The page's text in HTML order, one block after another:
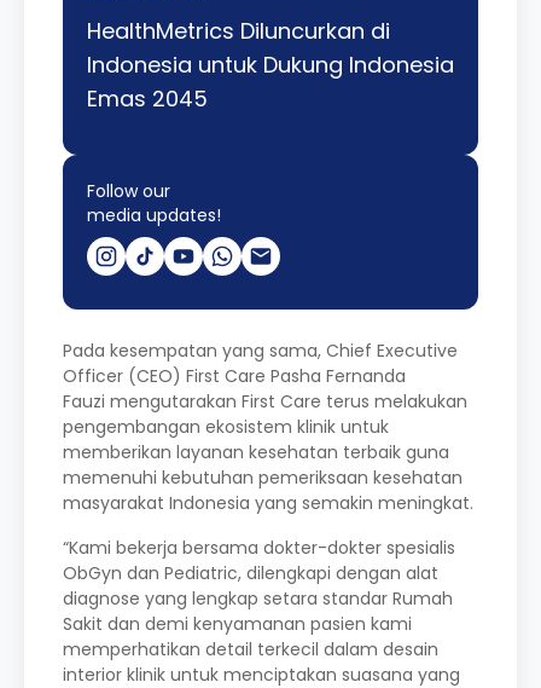
HealthMetrics Diluncurkan di
Indonesia untuk Dukung Indonesia
Emas 2045
Follow our
media updates!
Pada kesempatan yang sama, Chief Executive
Officer (CEO) First Care Pasha Fernanda
Fauzi mengutarakan First Care terus melakukan
pengembangan ekosistem klinik untuk
memberikan layanan kesehatan terbaik guna
memenuhi kebutuhan pemeriksaan kesehatan
masyarakat Indonesia yang semakin meningkat.
“Kami bekerja bersama dokter-dokter spesialis
ObGyn dan Pediatric, dilengkapi dengan alat
diagnose yang lengkap setara standar Rumah
Sakit dan demi kenyamanan pasien kami
memperhatikan detail terkecil dalam desain
interior klinik untuk menciptakan suasana yang